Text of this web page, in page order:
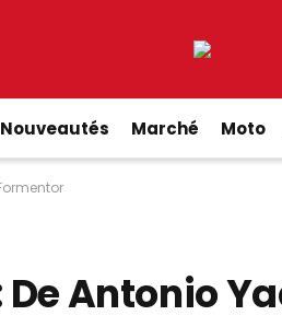
Nouveautés Marché Moto
De Antonio